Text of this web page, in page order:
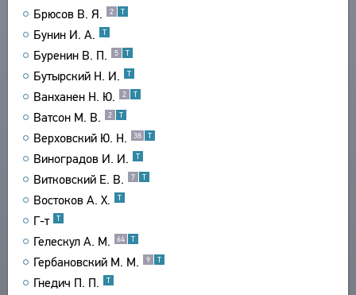
Брюсов В. Я. 2 Т
Бунин И. А. Т
Буренин В. П. 5 Т
Бутырский Н. И. Т
Ванханен Н. Ю. 2 Т
Ватсон М. В. 2 Т
Верховский Ю. Н. 38 Т
Виноградов И. И. Т
Витковский Е. В. 7 Т
Востоков А. Х. Т
Г-т Т
Гелескул А. М. 64 Т
Гербановский М. М. 9 Т
Гнедич П. П. Т
ТЕКСТЫ
АВТОРЫ
ПРОИЗВЕДЕНИЯ
ИЗДАНИЯ
ИССЛЕДОВАНИЯ
ПРОИЗВЕДЕНИЯ
ИЗДАНИЯ
БИБЛИОГРАФИЧЕСКИЕ ПУБЛИКАЦИИ
СОСТАВИТЕЛИ
ПРОИЗВЕДЕНИЯ
ИЗДАНИЯ
ЭНЦИКЛОПЕДИЯ
СЛОВНИК
ВСЕ БИОСПРАВКИ
ПОЭТЫ
ПЕРЕВОДЧИКИ
ИССЛЕДОВАТЕЛИ
ТЕЗАУРУС
УКАЗАТЕЛЬ ТЕРМИНОВ
ПОИСК
О ПРОЕКТЕ
КРАТКО О ПРОЕКТЕ
ЦЕЛИ ПРОЕКТА
ПОДСИСТЕМЫ
КОРПУС
БИБЛИОТЕКА
ЭНЦИКЛОПЕДИЯ
ТЕЗАУРУС
ОБРАТНАЯ СВЯЗЬ
ПОЛЬЗОВАТЕЛЬСКОЕ СОГЛАШЕНИЕ
ЗАКЛАДКИ